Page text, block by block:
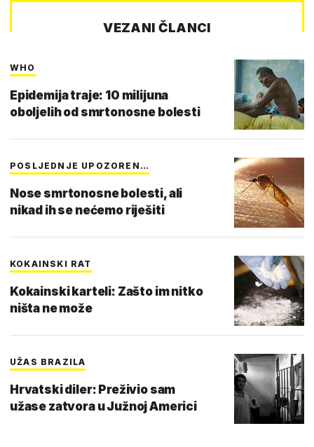
VEZANI ČLANCI
WHO
Epidemija traje: 10 milijuna
oboljelih od smrtonosne bolesti
POSLJEDNJE UPOZOREN…
Nose smrtonosne bolesti, ali
nikad ih se nećemo riješiti
KOKAINSKI RAT
Kokainski karteli: Zašto im nitko
ništa ne može
UŽAS BRAZILA
Hrvatski diler: Preživio sam
užase zatvora u Južnoj Americi